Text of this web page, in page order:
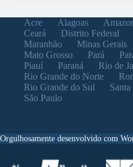
Acre Alagoas
Ceará
Distrito Federal
Maranhão
Minas Gerais
Mato Grosso
Pará
Piauí
Paraná
Rio de
Rio Grande do Norte
Rio Grande do Sul
São Paulo
Orgulhosamente desenvolvido com